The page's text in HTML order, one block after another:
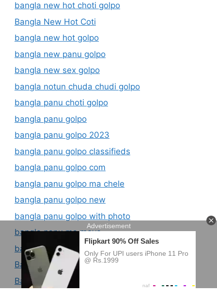
bangla new hot choti golpo
Bangla New Hot Coti
bangla new hot golpo
bangla new panu golpo
bangla new sex golpo
bangla notun chuda chudi golpo
bangla panu choti golpo
bangla panu golpo
bangla panu golpo 2023
bangla panu golpo classifieds
bangla panu golpo com
bangla panu golpo ma chele
bangla panu golpo new
bangla panu golpo with photo
bangla panu ma meye
bangla panu story
Bangla Paribarik Choti Golpo
Bangla Porn Choti